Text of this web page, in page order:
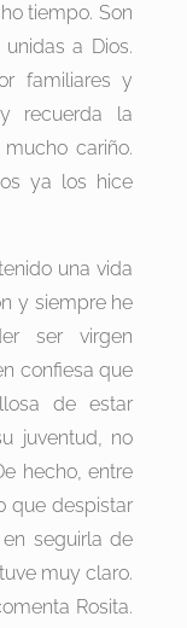
tiempo. Son
a Dios.
familiares y
recuerda la
cariño.
ya los hice
una vida
y siempre he
ser virgen
confiesa que
de estar
juventud, no
hecho, entre
que despistar
seguirla de
muy claro.
Rosita.